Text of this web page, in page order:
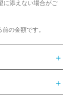
に添えない場合がご
の金額です。